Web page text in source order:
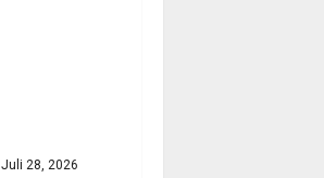
Juli 28, 2026